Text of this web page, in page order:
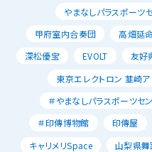
やまなしパラスポーツ
甲府室内合奏団
高畑延
深松優宝
EVOLT 友好
東京エレクトロン 韮崎
＃やまなしパラスポーツセ
＃印傳博物館
印傳屋
キャリメリSpace
山梨県舞